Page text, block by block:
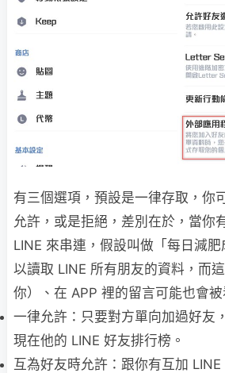
有三個選項，預設是一律存取，你
允許，或是拒絕，差別在於，當你
LINE 來串連，假設叫做「每日減
以讀取 LINE 所有朋友的資料，而
你）、在 APP 裡的留言可能也會被
一律允許：只要對方單向加過好友
現在他的 LINE 好友排行榜。
互為好友時允許：跟你有互加